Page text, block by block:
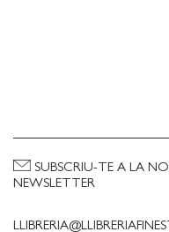
SUBSCRIU-TE A LA
NEWSLETTER